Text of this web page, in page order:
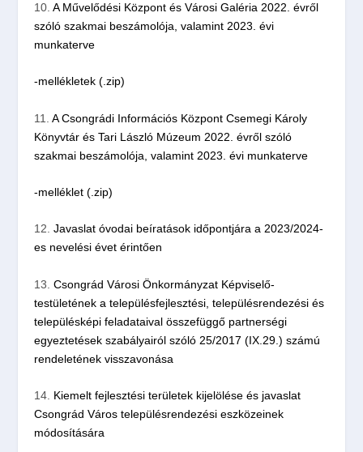
10.A Művelődési Központ és Városi Galéria 2022. évről
szóló szakmai beszámolója, valamint 2023. évi
munkaterve
-mellékletek (.zip)
11.A Csongrádi Információs Központ Csemegi Károly
Könyvtár és Tari László Múzeum 2022. évről szóló
szakmai beszámolója, valamint 2023. évi munkaterve
-melléklet (.zip)
12.Javaslat óvodai beíratások időpontjára a 2023/2024-
es nevelési évet érintően
13. Csongrád Városi Önkormányzat Képviselő-
testületének a településfejlesztési, településrendezési és
településképi feladataival összefüggő partnerségi
egyeztetések szabályairól szóló 25/2017 (IX.29.) számú
rendeletének visszavonása
14. Kiemelt fejlesztési területek kijelölése és javaslat
Csongrád Város településrendezési eszközeinek
módosítására